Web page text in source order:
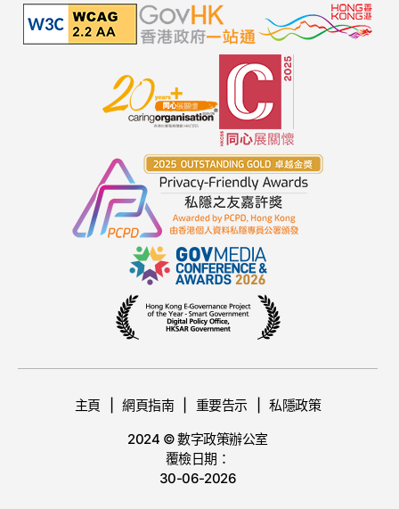
主頁 網頁指南 重要告示
私隱政策
2024 © 數字政策辦公室
覆檢日期：
30-06-2026